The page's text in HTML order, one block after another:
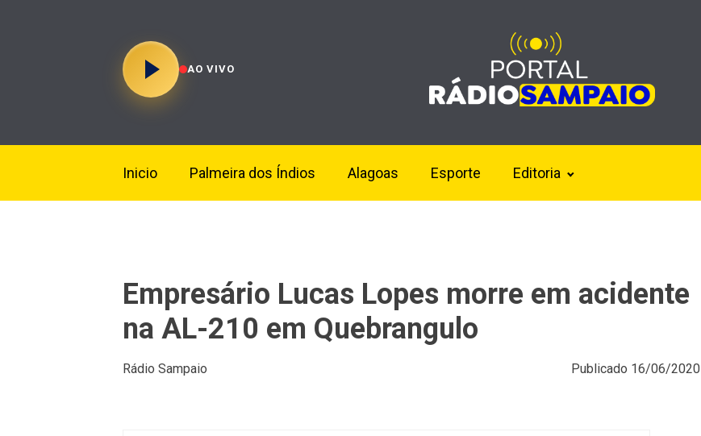
AO VIVO
Inicio Palmeira dos Índios Alagoas Esporte Editoria
Empresário Lucas Lopes morre em acidente
na AL-210 em Quebrangulo
Rádio Sampaio Publicado 16/06/2020